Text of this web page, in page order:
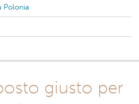
Polonia
giusto per